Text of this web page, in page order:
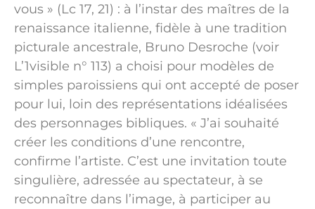
vous » (Lc 17, 21) : à l’instar des maîtres de la
renaissance italienne, fidèle à une tradition
picturale ancestrale, Bruno Desroche (voir
L’1visible n° 113) a choisi pour modèles de
simples paroissiens qui ont accepté de poser
pour lui, loin des représentations idéalisées
des personnages bibliques. « J’ai souhaité
créer les conditions d’une rencontre,
confirme l’artiste. C’est une invitation toute
singulière, adressée au spectateur, à se
reconnaître dans l’image, à participer au